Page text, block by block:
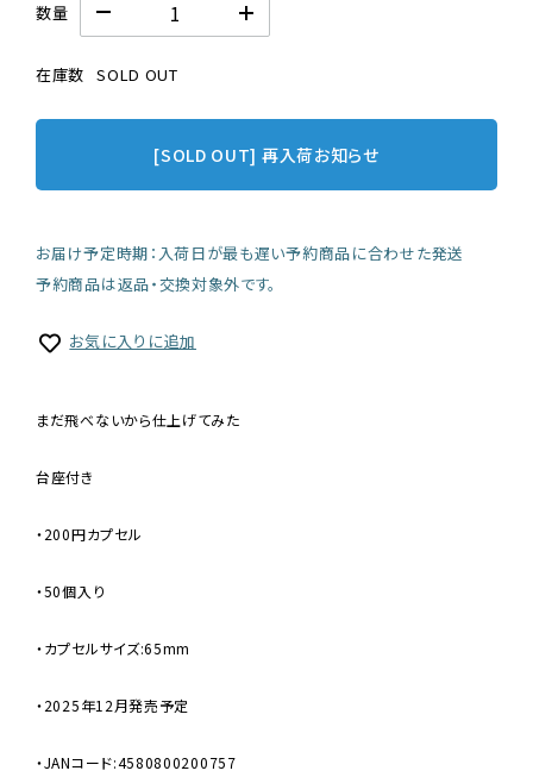
数量
在庫数 SOLD OUT
[SOLD OUT] 再入荷お知らせ
お届け予定時期：入荷日が最も遅い予約商品に合わせた発送
予約商品は返品・交換対象外です。
お気に入りに追加
まだ飛べないから仕上げてみた
台座付き
・200円カプセル
・50個入り
・カプセルサイズ:65mm
・2025年12月発売予定
・JANコード:4580800200757